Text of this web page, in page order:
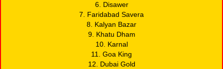
6. Disawer
7. Faridabad Savera
8. Kalyan Bazar
9. Khatu Dham
10. Karnal
11. Goa King
12. Dubai Gold